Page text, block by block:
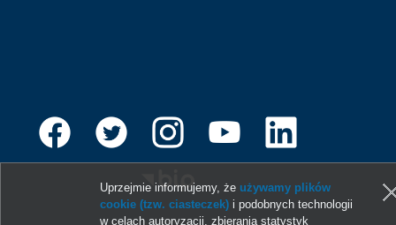
Uprzejmie informujemy, że używamy plików
cookie (tzw. ciasteczek) i podobnych technologii
w celach autoryzacji, zbierania statystyk